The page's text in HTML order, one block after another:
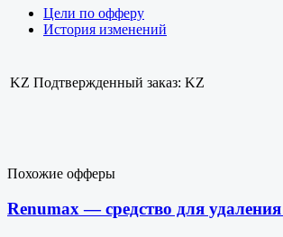
Цели по офферу
История изменений
KZ Подтвержденный заказ: KZ
Похожие офферы
Renumax — средство для